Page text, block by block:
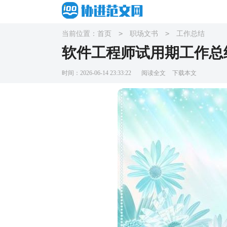
当前位置： 首页 > 职场文书 > 工作总结
软件工程师试用期工作总
时间：2026-06-14 23:33:22 阅读全文 下载本文